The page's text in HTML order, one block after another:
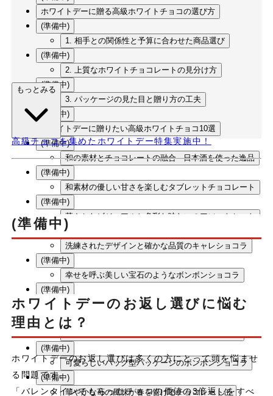
ホワイトデーに贈る高級ホワイトチョコの選び方
(準備中)
1. 相手との関係性と予算に合わせた商品選び
(準備中)
2. 上質なホワイトチョコレートの見分け方
(準備中)
3. パッケージの見た目と贈り方の工夫
(準備中)
ホワイトデーに贈りたい高級ホワイトチョコ10選
(準備中)
和の素材とチョコレートの融合 - 日本酒を使った逸品
(準備中)
和素材の優しい甘さを楽しむタブレットチョコレート
(準備中)
華やかなビジュアルと多彩な味わいのアソートセット
(準備中)
洗練されたデザインと確かな品質のキャレショコラ
(準備中)
幸せを呼ぶ美しい宝石のようなボンボンショコラ
(準備中)
老舗ブランドの伝統が息づくエレガントな焼き菓子
(準備中)
(準備中)
可愛らしいバッグ型パッケージのボンボンショコラ
(準備中)
華やかな苺の風味が春を告げるチョコレート缶
もっとみる
高級チョコを集めたホワイトデー特集実施中！
(準備中)
ホワイトデーのお返し選びに悩む
理由とは？
ホワイトデーのお返し選びは多くの方にとって頭を悩ませ
る問題です。
「バレンタインでもらったチョコの価値の3倍返しをすべ